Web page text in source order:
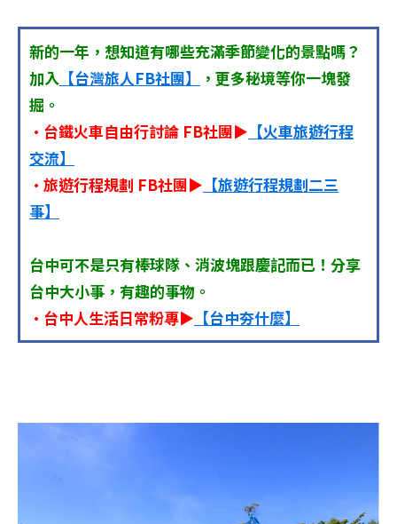
新的一年，想知道有哪些充滿季節變化的景點嗎？
加入 【台灣旅人FB社團】
，更多秘境等你一塊發
掘。
•台鐵火車自由行討論 FB社團▶ 【火車旅遊行程
交流】
•旅遊行程規劃 FB社團▶ 【旅遊行程規劃二三
事】
台中可不是只有棒球隊、消波塊跟慶記而已！分享
台中大小事，有趣的事物。
•台中人生活日常粉專▶ 【台中夯什麼】